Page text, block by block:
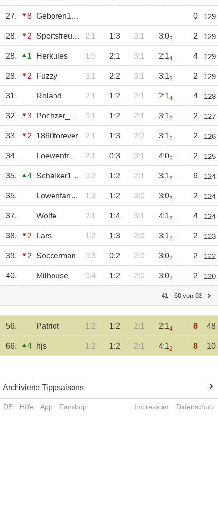
27. 8 Geboren1966 0 129
28. 2 Sportsfreund 2:1 1:3 3:1 3:02 2 129
28. 1 Herkules 1:5 2:1 3:1 2:14 4 129
28. 2 Fuzzy 3:1 2:2 3:1 3:12 2 129
31. Roland 2:1 1:2 2:1 2:14 4 128
32. 3 Pochzer_Jung 0:1 1:2 2:1 3:12 2 127
33. 2 1860forever 2:1 1:3 2:2 3:12 2 126
34. Loewenfreund 2:1 0:3 3:1 4:02 2 125
35. 4 Schalker1971 0:2 1:2 2:1 3:12 6 124
35. Lowenfan_1234 1:3 1:2 3:0 3:02 2 124
37. Wolfe 2:1 1:4 3:1 4:12 4 124
38. 2 Lars 1:2 1:3 2:0 3:12 2 123
39. 2 Soccerman 0:3 0:2 2:0 3:02 2 122
40. Milhouse 0:4 1:2 2:0 3:02 2 120
41 - 60 von 82
56. Patriot 1:2 1:2 2:1 2:14 8 48
66. 4 hjs 1:2 1:2 2:1 4:12 8 10
Archivierte Tippsaisons
DE Hilfe App Fanshop Impressum Datenschutz